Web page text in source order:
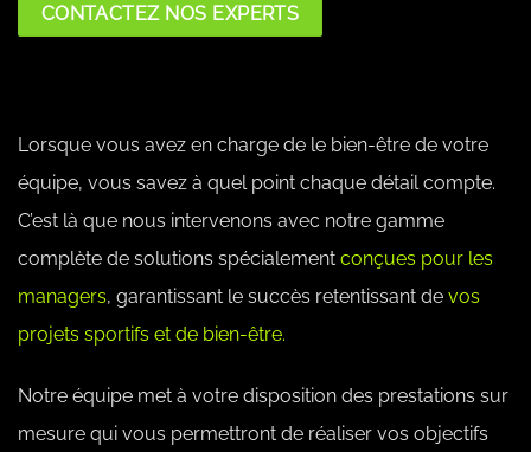
CONTACTEZ NOS EXPERTS
Lorsque vous avez en charge de le bien-être de votre
équipe, vous savez à quel point chaque détail compte.
C’est là que nous intervenons avec notre gamme
complète de solutions spécialement conçues pour les
managers, garantissant le succès retentissant de vos
projets sportifs et de bien-être.
Notre équipe met à votre disposition des prestations sur
mesure qui vous permettront de réaliser vos objectifs